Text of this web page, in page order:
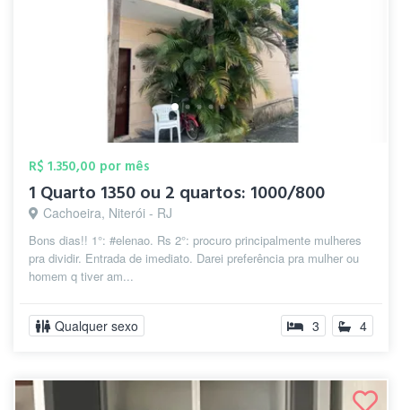
R$ 1.350,00 por mês
1 Quarto 1350 ou 2 quartos: 1000/800
Cachoeira, Niterói - RJ
Bons dias!! 1°: #elenao. Rs 2°: procuro principalmente mulheres
pra dividir. Entrada de imediato. Darei preferência pra mulher ou
homem q tiver am...
Qualquer sexo 3 4